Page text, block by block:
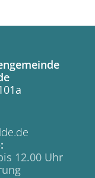
12.00 Uhr